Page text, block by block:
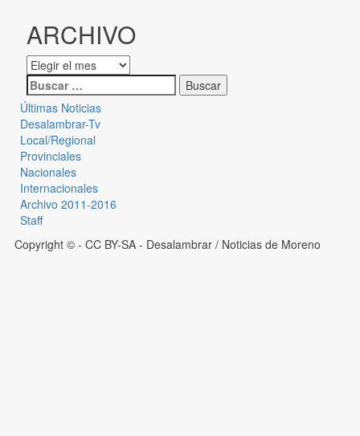
ARCHIVO
Últimas Noticias
Desalambrar-Tv
Local/Regional
Provinciales
Nacionales
Internacionales
Archivo 2011-2016
Staff
Copyright © - CC BY-SA - Desalambrar / Noticias de Moreno